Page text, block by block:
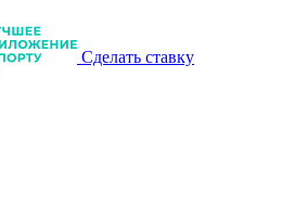
Сделать ставку